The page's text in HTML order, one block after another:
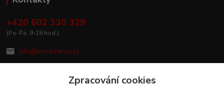
+420 602 330 329
(Po-Pá, 9-18 hod.)
info@broukservis.cz
Zpracování cookies